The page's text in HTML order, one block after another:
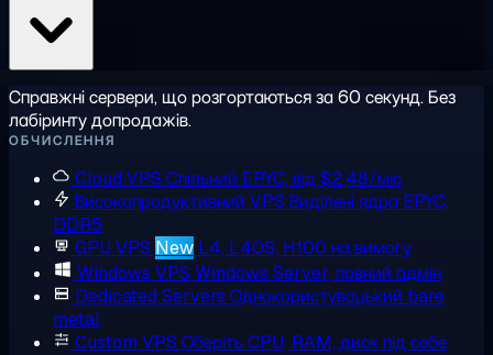
Справжні сервери, що розгортаються за 60 секунд. Без
лабіринту допродажів.
ОБЧИСЛЕННЯ
Cloud VPS Спільний EPYC, від $2,48/міс
Високопродуктивний VPS Виділені ядра EPYC,
DDR5
GPU VPS New L4, L40S, H100 на вимогу
Windows VPS Windows Server, повний адмін
Dedicated Servers Однокористувацький bare
metal
Custom VPS Оберіть CPU, RAM, диск під себе